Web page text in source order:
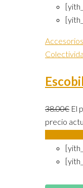
38.00€ El
precio